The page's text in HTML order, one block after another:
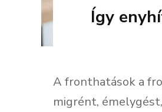
Így
A fronthatások a
migrént,